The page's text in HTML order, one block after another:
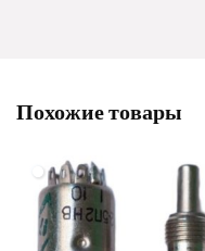
Похожие товары